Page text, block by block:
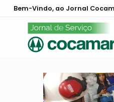
Bem-Vindo, ao Jornal